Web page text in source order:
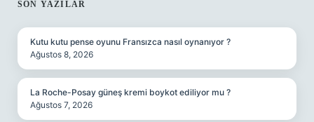
SIDEBAR
SON YAZILAR
Kutu kutu pense oyunu Fransızca nasıl oynanıyor ?
Ağustos 8, 2026
La Roche-Posay güneş kremi boykot ediliyor mu ?
Ağustos 7, 2026